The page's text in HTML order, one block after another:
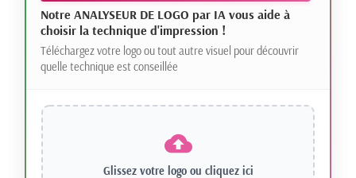
Notre ANALYSEUR DE LOGO par IA vous aide à
choisir la technique d'impression !
Téléchargez votre logo ou tout autre visuel pour découvrir
quelle technique est conseillée
Glissez votre logo ou cliquez ici